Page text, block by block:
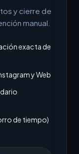
y cierre de
manual.
exacta de
y Web
de tiempo)